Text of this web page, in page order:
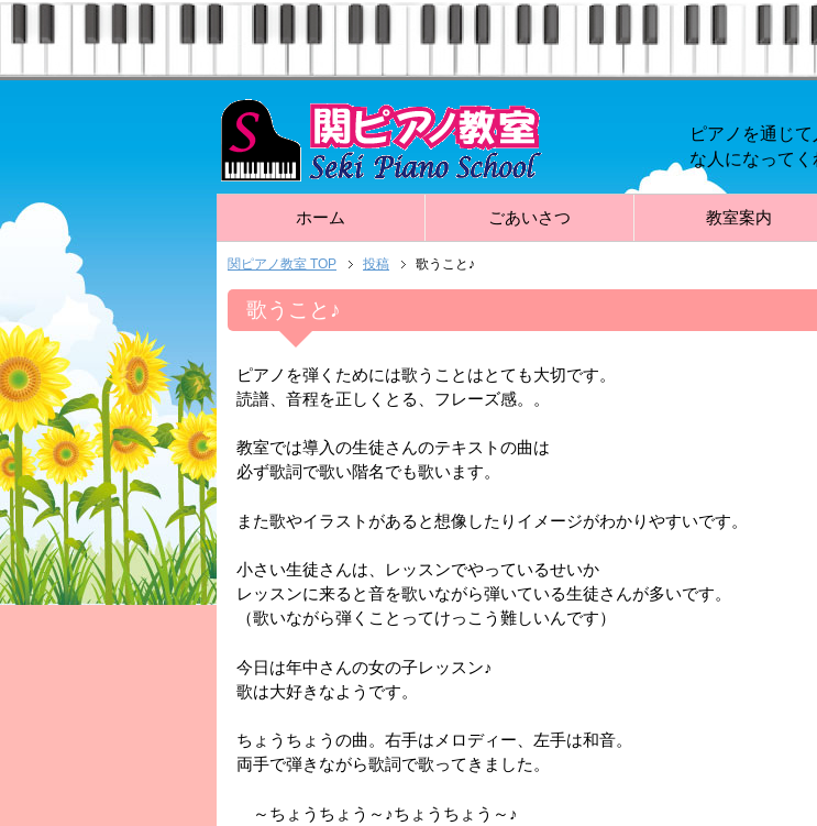
ピアノを通じ
な人になってく
ホーム ごあいさつ 教室案内
関ピアノ教室 TOP 投稿 歌うこと♪
歌うこと♪
ピアノを弾くためには歌うことはとても大切です。
読譜、音程を正しくとる、フレーズ感。。
教室では導入の生徒さんのテキストの曲は
必ず歌詞で歌い階名でも歌います。
また歌やイラストがあると想像したりイメージがわかりやすいです。
小さい生徒さんは、レッスンでやっているせいか
レッスンに来ると音を歌いながら弾いている生徒さんが多いです。
（歌いながら弾くことってけっこう難しいんです）
今日は年中さんの女の子レッスン♪
歌は大好きなようです。
ちょうちょうの曲。右手はメロディー、左手は和音。
両手で弾きながら歌詞で歌ってきました。
～ちょうちょう～♪ちょうちょう～♪